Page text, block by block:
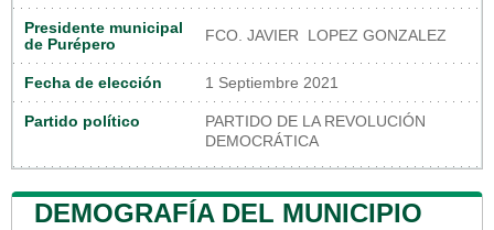
Presidente municipal
de Purépero
FCO. JAVIER LOPEZ GONZALEZ
Fecha de elección 1 Septiembre 2021
Partido político
PARTIDO DE LA REVOLUCIÓN
DEMOCRÁTICA
DEMOGRAFÍA DEL MUNICIPIO